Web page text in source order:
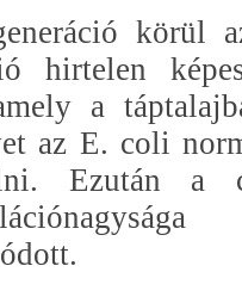
körül
hirtelen
a
az E. coli
Ezután a